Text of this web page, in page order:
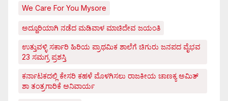
We Care For You Mysore
ಅದ್ದೂರಿಯಾಗಿ ನಡೆದ ಮಡಿವಾಳ ಮಾಚಿದೇವ ಜಯಂತಿ
ಉತ್ತುವಳ್ಳಿ ಸರ್ಕಾರಿ ಹಿರಿಯ ಪ್ರಾಥಮಿಕ ಶಾಲೆಗೆ ಚಿಗುರು ಜನಪದ ವೈಭವ
23 ಸಮಗ್ರ ಪ್ರಶಸ್ತಿ
ಕರ್ನಾಟಕದಲ್ಲಿ ಕೇಸರಿ ಕಹಳೆ ಮೊಳಗಿಸಲು ರಾಜಕೀಯ ಚಾಣಕ್ಯ ಅಮಿತ್
ಶಾ ತಂತ್ರಗಾರಿಕೆ ಅನಿವಾರ್ಯ